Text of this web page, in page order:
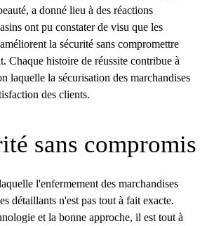
a donné lieu à des réactions
ont pu constater de visu que les
la sécurité sans compromettre
Chaque histoire de réussite contribue à
laquelle la sécurisation des marchandises
des clients.
sans compromis
l'enfermement des marchandises
détaillants n'est pas tout à fait exacte.
et la bonne approche, il est tout à